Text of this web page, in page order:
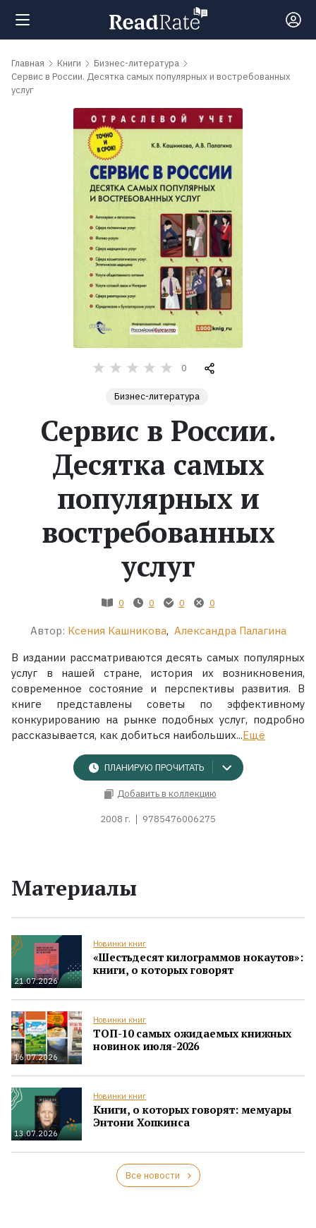
Поиск
обсуждаемые
Экранизации
Коллекции
Главная Книги
Бизнес-литература
Сервис в России. Десятка самых популярных и востребованных
услуг
0
Бизнес-литература
Сервис в России.
Десятка самых
популярных и
востребованных
услуг
0 0 0 0
Автор: Ксения Кашникова, Александра Палагина
В издании рассматриваются десять самых популярных
услуг в нашей стране, история их возникновения,
современное состояние и перспективы развития. В
книге представлены советы по эффективному
конкурированию на рынке подобных услуг, подробно
рассказывается, как добиться наибольших...Ещё
ПЛАНИРУЮ ПРОЧИТАТЬ
Добавить в коллекцию
2008 г. 9785476006275
Материалы
21.07.2026
Новинки книг
«Шестьдесят килограммов нокаутов»:
книги, о которых говорят
16.07.2026
Новинки книг
ТОП-10 самых ожидаемых книжных
новинок июля-2026
13.07.2026
Новинки книг
Книги, о которых говорят: мемуары
Энтони Хопкинса
Все новости